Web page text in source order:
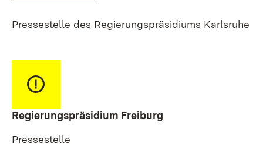
Pressestelle des Regierungspräsidiums Karlsruhe
Regierungspräsidium Freiburg
Pressestelle